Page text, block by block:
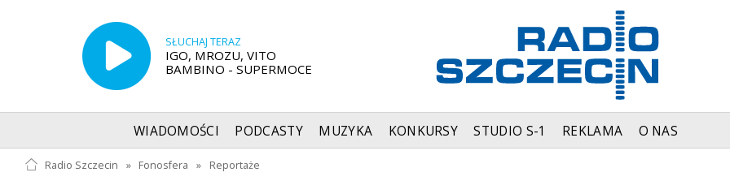
SŁUCHAJ TERAZ
IGO, MROZU, VITO
BAMBINO - SUPERMOCE
WIADOMOŚCI PODCASTY MUZYKA KONKURSY STUDIO S-1 REKLAMA O NAS
Radio Szczecin » Fonosfera » Reportaże